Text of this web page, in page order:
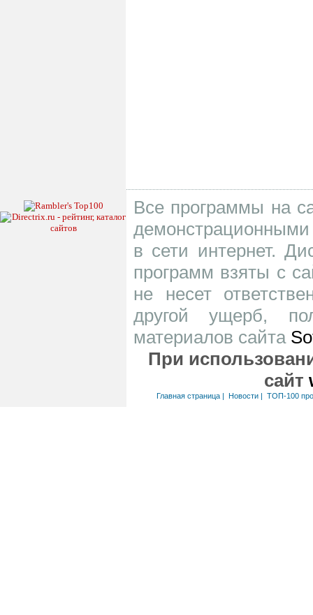
Все программы на
в сети интернет.
программ взяты с
не несет
другой ущерб,
материалов сайта
При
сайт
Главная страница| Новости| ТОП-100